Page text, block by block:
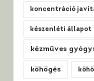
koncentráció
készenléti állapot
kézműves
köhögés